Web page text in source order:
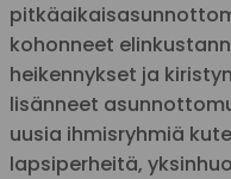
kohonneet
heikennykset ja
lisänneet
uusia ihmisryhmiä
lapsiperheitä,